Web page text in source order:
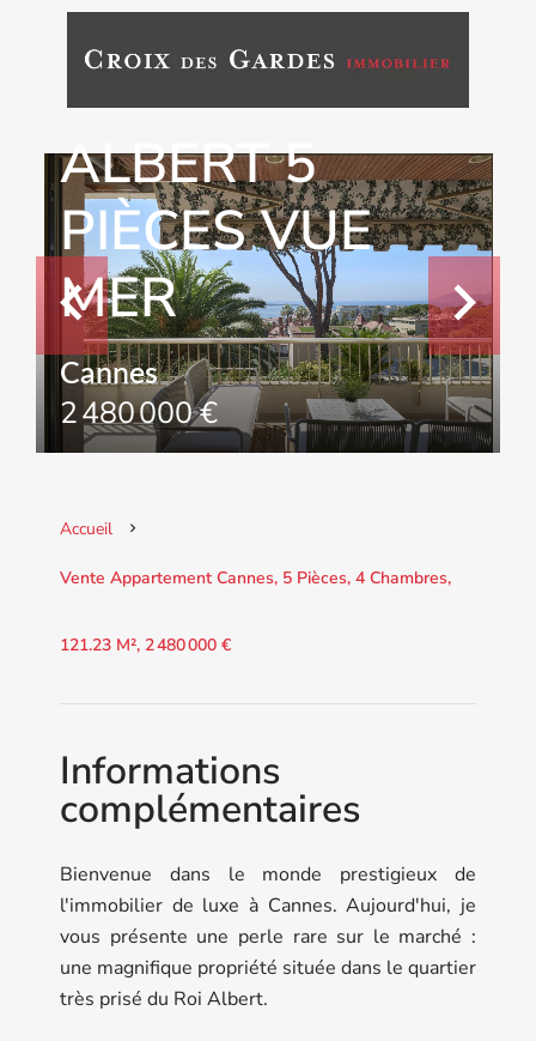
Cannes : ROI
ALBERT 5
PIÈCES VUE
MER
Cannes
2 480 000 €
Accueil
Vente Appartement Cannes, 5 Pièces, 4 Chambres,
121.23 M², 2 480 000 €
Informations
complémentaires
Bienvenue dans le monde prestigieux de
l'immobilier de luxe à Cannes. Aujourd'hui, je
vous présente une perle rare sur le marché :
une magnifique propriété située dans le quartier
très prisé du Roi Albert.